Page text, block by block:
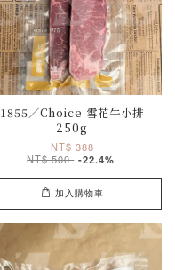
1855／Choice 雪花牛小排
250g
NT$ 388
NT$ 500 -22.4%
加入購物車